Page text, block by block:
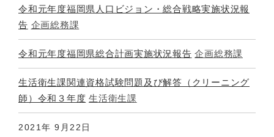
令和元年度福岡県人口ビジョン・総合戦略実施状況報
告 企画総務課
令和元年度福岡県総合計画実施状況報告 企画総務課
生活衛生課関連資格試験問題及び解答（クリーニング
師）令和３年度 生活衛生課
2021年 9月22日